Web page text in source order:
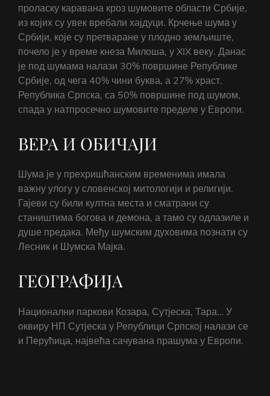
проласку каравана кроз шумовите области Србије,
из којих су увек вребали хајдуци. Крчење шума у
Србији, које су претваране у плодно земљиште,
почело је у време кнеза Милоша, у XIX веку. Данас
је под шумама налази 30% површине Републике
Србије, од чега 40% чини буква, а 27% храст.
Република Српска, са 50% површине под шумом,
спада у натпросечно шумовите пределе у Европи.
ВЕРА И ОБИЧАЈИ
Шума је у прехришћанским временима имала
важну улогу у словенској митологији и религији.
Гајеви су били култна места и сматрани су
стаништима богова и демона, а тамо су одлазиле и
душе предака. Међу шумским духовима познати су
Лесник и Шумска Мајка.
ГЕОГРАФИЈА
Национални паркови Козара, Сутјеска, Тара… У
оквиру НП Сутјеска у Републици Српској налази се
и Перућица, највећа сачувана прашума у Европи.